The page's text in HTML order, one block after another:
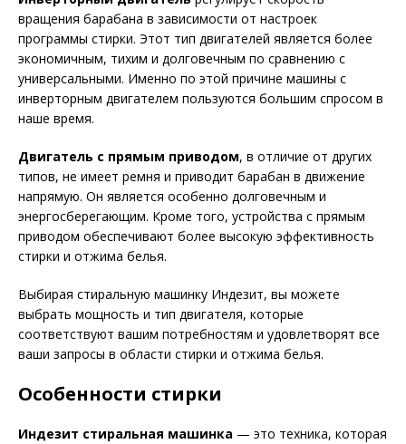
вращения барабана в зависимости от настроек
программы стирки. Этот тип двигателей является более
экономичным, тихим и долговечным по сравнению с
универсальными. Именно по этой причине машины с
инверторным двигателем пользуются большим спросом в
наше время.
Двигатель с прямым приводом, в отличие от других
типов, не имеет ремня и приводит барабан в движение
напрямую. Он является особенно долговечным и
энергосберегающим. Кроме того, устройства с прямым
приводом обеспечивают более высокую эффективность
стирки и отжима белья.
Выбирая стиральную машинку Индезит, вы можете
выбрать мощность и тип двигателя, которые
соответствуют вашим потребностям и удовлетворят все
ваши запросы в области стирки и отжима белья.
Особенности стирки
Индезит стиральная машинка — это техника, которая